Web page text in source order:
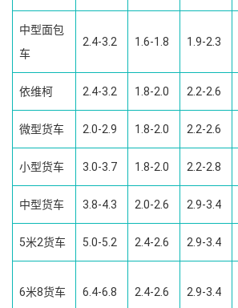
中型面包
车
2.4-3.2 1.6-1.8 1.9-2.3
依维柯 2.4-3.2 1.8-2.0 2.2-2.6
微型货车 2.0-2.9 1.8-2.0 2.2-2.6
小型货车 3.0-3.7 1.8-2.0 2.2-2.8
中型货车 3.8-4.3 2.0-2.6 2.9-3.4
5米2货车 5.0-5.2 2.4-2.6 2.9-3.4
6米8货车 6.4-6.8 2.4-2.6 2.9-3.4